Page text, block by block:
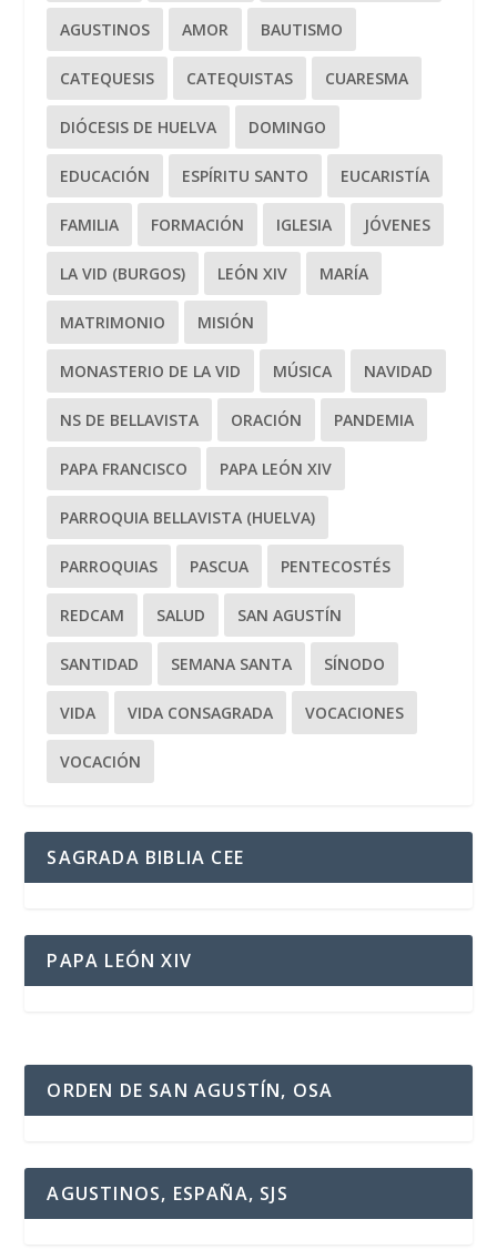
AGUSTINOS AMOR BAUTISMO
CATEQUESIS CATEQUISTAS CUARESMA
DIÓCESIS DE HUELVA DOMINGO
EDUCACIÓN ESPÍRITU SANTO EUCARISTÍA
FAMILIA FORMACIÓN IGLESIA JÓVENES
LA VID (BURGOS) LEÓN XIV MARÍA
MATRIMONIO MISIÓN
MONASTERIO DE LA VID MÚSICA NAVIDAD
NS DE BELLAVISTA ORACIÓN PANDEMIA
PAPA FRANCISCO PAPA LEÓN XIV
PARROQUIA BELLAVISTA (HUELVA)
PARROQUIAS PASCUA PENTECOSTÉS
REDCAM SALUD SAN AGUSTÍN
SANTIDAD SEMANA SANTA SÍNODO
VIDA VIDA CONSAGRADA VOCACIONES
VOCACIÓN
SAGRADA BIBLIA CEE
PAPA LEÓN XIV
ORDEN DE SAN AGUSTÍN, OSA
AGUSTINOS, ESPAÑA, SJS